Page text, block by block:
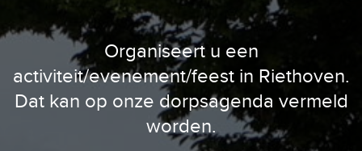
Organiseert u een
activiteit/evenement/feest in Riethoven.
Dat kan op onze dorpsagenda vermeld
worden.